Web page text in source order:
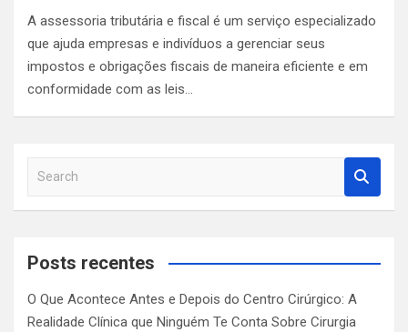
A assessoria tributária e fiscal é um serviço especializado
que ajuda empresas e indivíduos a gerenciar seus
impostos e obrigações fiscais de maneira eficiente e em
conformidade com as leis…
a
c
Posts recentes
O Que Acontece Antes e Depois do Centro Cirúrgico: A
Realidade Clínica que Ninguém Te Conta Sobre Cirurgia